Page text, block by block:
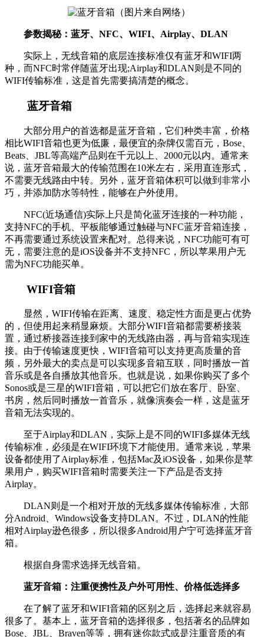
参数揭秘：蓝牙、NFC、WIFI、Airplay、DLAN
实际上，无线音箱的底层连接标准仅有蓝牙和WIFI两
种，而NFC时常伴随蓝牙出现;Airplay和DLAN则是不同的
WIFI传输标准，这是首先需要搞清楚的概念。
蓝牙音箱
大部分用户的首选都是蓝牙音箱，它们种类丰富，价格
相比WIFI音箱也更为低廉，最便宜的杂牌仅需百元，Bose、
Beats、JBL等高端产品则在千元以上、2000元以内。通常来
说，蓝牙音箱最大的传输范围在10米左右，采用直连形式，
不需要无线路由中转。另外，蓝牙音箱体积可以做到非常小
巧，并添加防水等特性，能够在户外使用。
NFC(近场通信)实际上只是简化蓝牙连接的一种功能，
支持NFC的手机、平板能够通过触碰与NFC蓝牙音箱连接，
不再需要通过系统设置来配对。总得来说，NFC功能可有可
无，需要注意的是iOS设备并不支持NFC，所以苹果用户无
需为NFC功能买单。
WIFI音箱
显然，WIFI传输在距离、速度、稳定性方面是更占优势
的，但使用起来稍显麻烦。大部分WIFI音箱都需要桥接装
置，通过桥接器连接到家中的无线路由器，再与音箱实现连
接。由于传输速度更快，WIFI音箱可以支持更高质量的音
频，另外最大的卖点是可以实现多音箱互联，同时播放一首
音乐或是各自播放其他音乐。也就是说，如果你购买了多个
Sonos或是三星的WIFI音箱，可以把它们放在客厅、卧室、
书房，然后同时播放一首音乐，就像演奏会一样，这是蓝牙
音箱无法实现的。
至于Airplay和DLAN，实际上是不同的WIFI多媒体无线
传输标准，必须是在WIFI环境下才能使用。通常来说，苹果
设备都使用了Airplay标准，包括Mac及iOS设备，如果你是苹
果用户，购买WIFI音箱时需要关注一下产品是否支持
Airplay。
DLAN则是一个相对开放的无线多媒体传输标准，大部
分Android、Windows设备支持DLAN。不过，DLAN的性能
相对Airplay逊色很多，所以很多Android用户宁可选择蓝牙音
箱。
根据自身需求选择无线音箱。
蓝牙音箱：注重便携性及户外可用性、价格低选择多
在了解了蓝牙和WIFI音箱的区别之后，选择起来就容易
很多了。基本上，蓝牙音箱的选择很多，包括著名的品牌如
Bose、JBL、Braven等等，拥有迷你款式或是注重音质的有